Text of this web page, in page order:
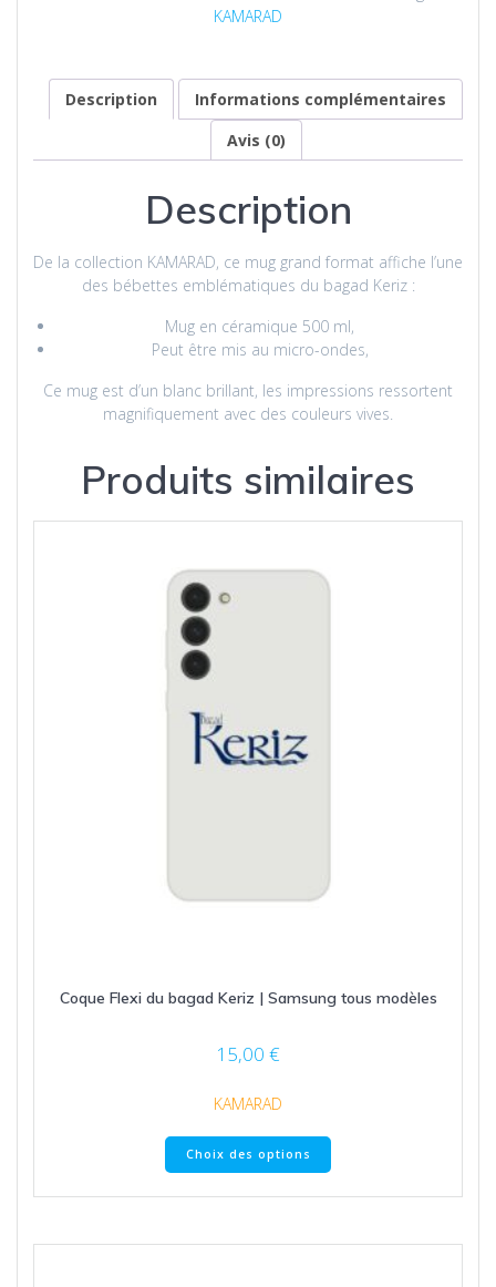
bagad
Bébette
Biniaouer
KAMARAD
Description
Informations complémentaires
Avis (0)
Description
De la collection KAMARAD, ce mug grand format affiche l’une
des bébettes emblématiques du bagad Keriz :
Mug en céramique 500 ml,
Peut être mis au micro-ondes,
Ce mug est d’un blanc brillant, les impressions ressortent
magnifiquement avec des couleurs vives.
Produits similaires
Coque Flexi du bagad Keriz | Samsung tous modèles
15,00 €
KAMARAD
Choix des options
Ce
plusieurs
Les